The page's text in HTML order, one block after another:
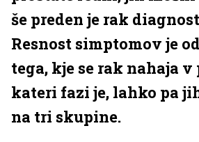
še preden je rak
Resnost simptomov je
tega, kje se rak nahaja
kateri fazi je, lahko pa
na tri skupine.